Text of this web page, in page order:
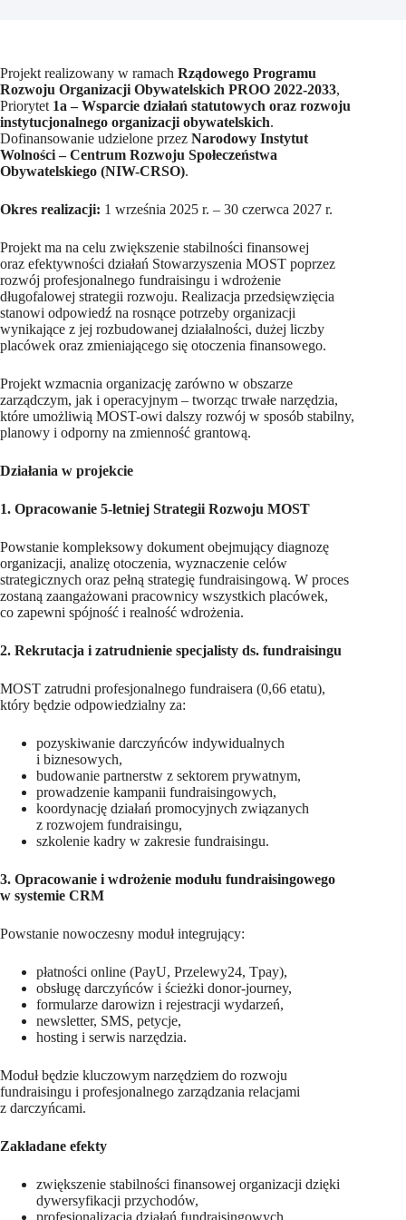
Projekt realizowany w ramach Rządowego Programu
Rozwoju Organizacji Obywatelskich PROO 2022-2033,
Priorytet 1a – Wsparcie działań statutowych oraz rozwoju
instytucjonalnego organizacji obywatelskich.
Dofinansowanie udzielone przez Narodowy Instytut
Wolności – Centrum Rozwoju Społeczeństwa
Obywatelskiego (NIW-CRSO).
Okres realizacji: 1 września 2025 r. – 30 czerwca 2027 r.
Projekt ma na celu zwiększenie stabilności finansowej
oraz efektywności działań Stowarzyszenia MOST poprzez
rozwój profesjonalnego fundraisingu i wdrożenie
długofalowej strategii rozwoju. Realizacja przedsięwzięcia
stanowi odpowiedź na rosnące potrzeby organizacji
wynikające z jej rozbudowanej działalności, dużej liczby
placówek oraz zmieniającego się otoczenia finansowego.
Projekt wzmacnia organizację zarówno w obszarze
zarządczym, jak i operacyjnym – tworząc trwałe narzędzia,
które umożliwią MOST-owi dalszy rozwój w sposób stabilny,
planowy i odporny na zmienność grantową.
Działania w projekcie
1. Opracowanie 5-letniej Strategii Rozwoju MOST
Powstanie kompleksowy dokument obejmujący diagnozę
organizacji, analizę otoczenia, wyznaczenie celów
strategicznych oraz pełną strategię fundraisingową. W proces
zostaną zaangażowani pracownicy wszystkich placówek,
co zapewni spójność i realność wdrożenia.
2. Rekrutacja i zatrudnienie specjalisty ds. fundraisingu
MOST zatrudni profesjonalnego fundraisera (0,66 etatu),
który będzie odpowiedzialny za:
pozyskiwanie darczyńców indywidualnych
i biznesowych,
budowanie partnerstw z sektorem prywatnym,
prowadzenie kampanii fundraisingowych,
koordynację działań promocyjnych związanych
z rozwojem fundraisingu,
szkolenie kadry w zakresie fundraisingu.
3. Opracowanie i wdrożenie modułu fundraisingowego
w systemie CRM
Powstanie nowoczesny moduł integrujący:
płatności online (PayU, Przelewy24, Tpay),
obsługę darczyńców i ścieżki donor-journey,
formularze darowizn i rejestracji wydarzeń,
newsletter, SMS, petycje,
hosting i serwis narzędzia.
Moduł będzie kluczowym narzędziem do rozwoju
fundraisingu i profesjonalnego zarządzania relacjami
z darczyńcami.
Zakładane efekty
zwiększenie stabilności finansowej organizacji dzięki
dywersyfikacji przychodów,
profesjonalizacja działań fundraisingowych,